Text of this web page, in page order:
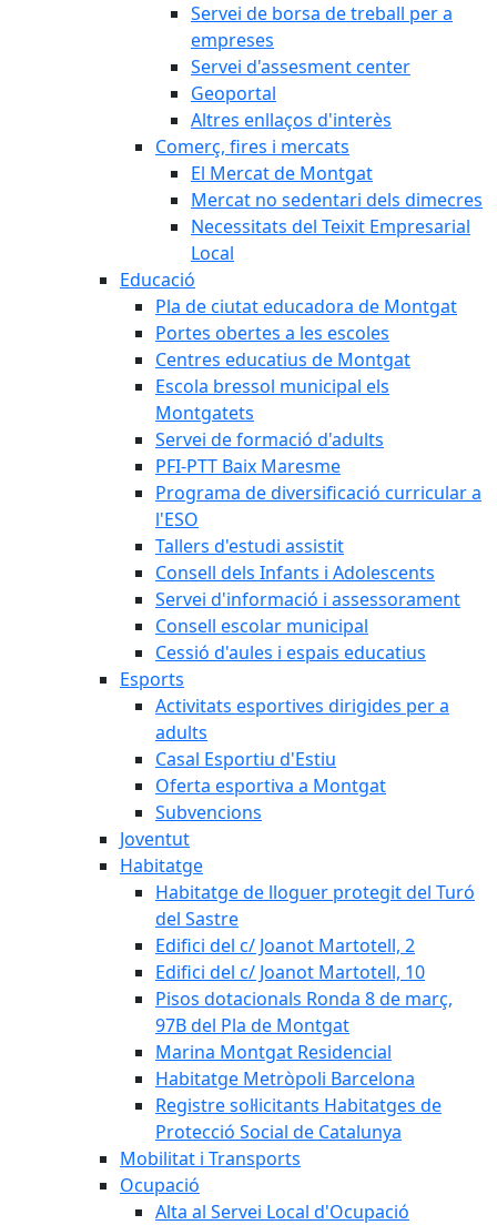
Servei de borsa de treball per a
empreses
Servei d'assesment center
Geoportal
Altres enllaços d'interès
Comerç, fires i mercats
El Mercat de Montgat
Mercat no sedentari dels dimecres
Necessitats del Teixit Empresarial
Local
Educació
Pla de ciutat educadora de Montgat
Portes obertes a les escoles
Centres educatius de Montgat
Escola bressol municipal els
Montgatets
Servei de formació d'adults
PFI-PTT Baix Maresme
Programa de diversificació curricular a
l'ESO
Tallers d'estudi assistit
Consell dels Infants i Adolescents
Servei d'informació i assessorament
Consell escolar municipal
Cessió d'aules i espais educatius
Esports
Activitats esportives dirigides per a
adults
Casal Esportiu d'Estiu
Oferta esportiva a Montgat
Subvencions
Joventut
Habitatge
Habitatge de lloguer protegit del Turó
del Sastre
Edifici del c/ Joanot Martotell, 2
Edifici del c/ Joanot Martotell, 10
Pisos dotacionals Ronda 8 de març,
97B del Pla de Montgat
Marina Montgat Residencial
Habitatge Metròpoli Barcelona
Registre sol·licitants Habitatges de
Protecció Social de Catalunya
Mobilitat i Transports
Ocupació
Alta al Servei Local d'Ocupació